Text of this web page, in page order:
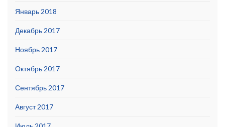
Январь 2018
Декабрь 2017
Ноябрь 2017
Октябрь 2017
Сентябрь 2017
Август 2017